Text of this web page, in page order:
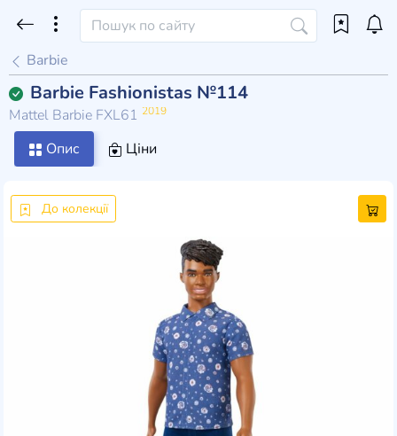
Barbie
Barbie Fashionistas №114
Mattel Barbie FXL61 2019
Опис Ціни
До колекції